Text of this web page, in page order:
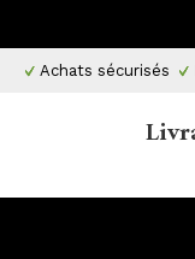
Achats sécurisés